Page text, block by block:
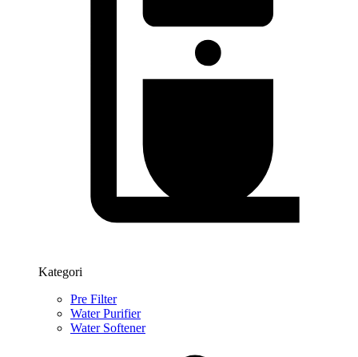
Kategori
Pre Filter
Water Purifier
Water Softener